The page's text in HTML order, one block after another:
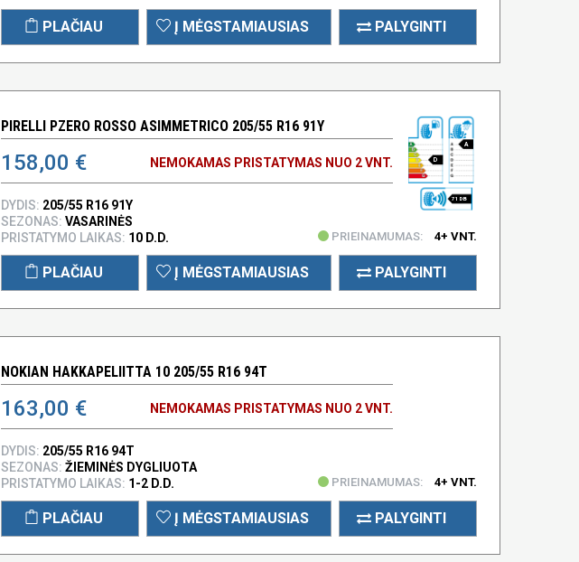
PLAČIAU Į MĖGSTAMIAUSIAS PALYGINTI
PIRELLI PZERO ROSSO ASIMMETRICO 205/55 R16 91Y
158,00 € NEMOKAMAS PRISTATYMAS NUO 2 VNT. D
A
71 DB
DYDIS: 205/55 R16 91Y
SEZONAS: VASARINĖS
PRISTATYMO LAIKAS: 10 D.D. PRIEINAMUMAS: 4+ VNT.
PLAČIAU Į MĖGSTAMIAUSIAS PALYGINTI
NOKIAN HAKKAPELIITTA 10 205/55 R16 94T
163,00 € NEMOKAMAS PRISTATYMAS NUO 2 VNT.
DYDIS: 205/55 R16 94T
SEZONAS: ŽIEMINĖS DYGLIUOTA
PRISTATYMO LAIKAS: 1-2 D.D. PRIEINAMUMAS: 4+ VNT.
PLAČIAU Į MĖGSTAMIAUSIAS PALYGINTI